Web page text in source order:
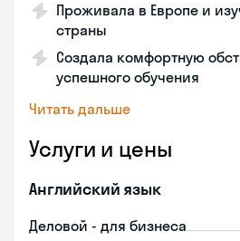
Проживала в Европе и
страны
Создала комфортную
успешного обучения
Читать дальше
Услуги и цены
Английский язык
Деловой - для бизнеса